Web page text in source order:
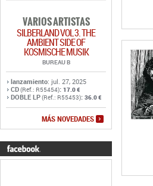
VARIOS ARTISTAS
SILBERLAND VOL 3. THE
AMBIENT SIDE OF
KOSMISCHE MUSIK
BUREAU B
lanzamiento: jul. 27, 2025
CD(Ref.: R55454): 17.0 €
DOBLE LP(Ref.: R55453): 36.0 €
MÁS NOVEDADES